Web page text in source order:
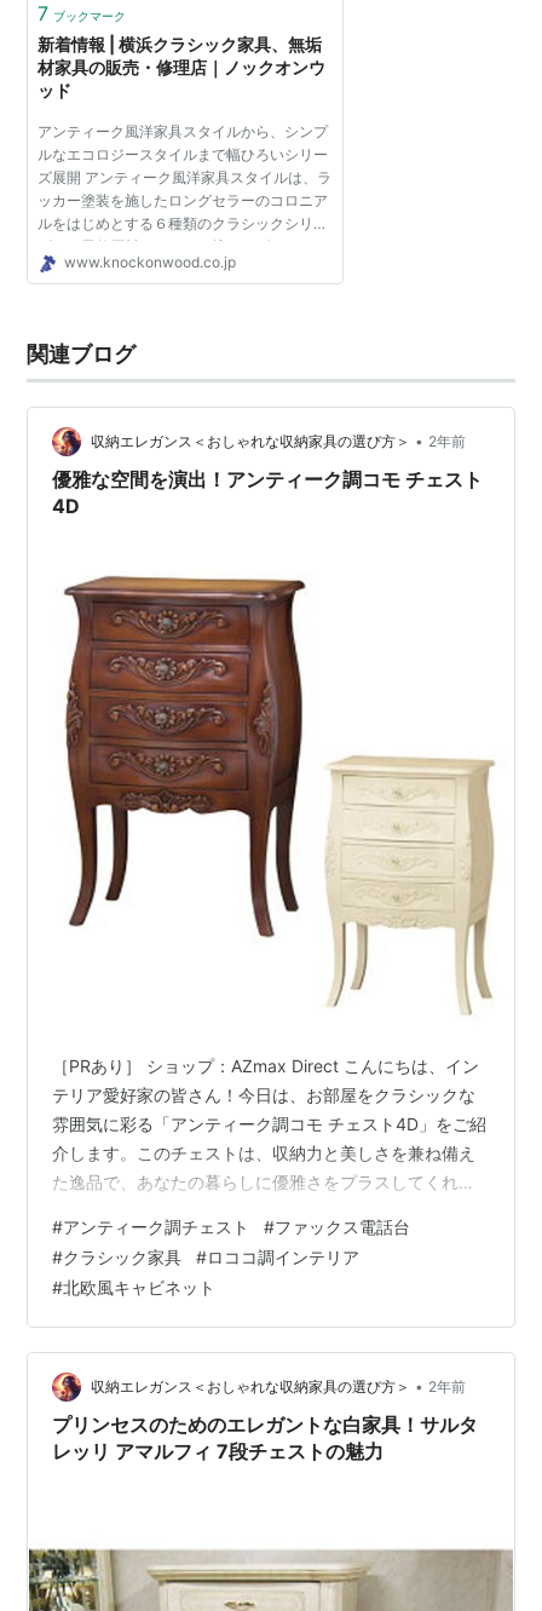
7 ブックマーク
新着情報 | 横浜クラシック家具、無垢
材家具の販売・修理店｜ノックオンウ
ッド
アンティーク風洋家具スタイルから、シンプ
ルなエコロジースタイルまで幅ひろいシリー
ズ展開 アンティーク風洋家具スタイルは、ラ
ッカー塗装を施したロングセラーのコロニア
ルをはじめとする６種類のクラシックシリー
ズと、天然原料のオイルで塗りあげたエコロ
ジカルなナチュラルシリーズとして３種類、
www.knockonwood.co.jp
関連ブログ
収納エレガンス＜おしゃれな収納家具の選び方＞ • 2年前
優雅な空間を演出！アンティーク調コモ チェスト
4D
［PRあり］ ショップ：AZmax Direct こんにちは、イン
テリア愛好家の皆さん！今日は、お部屋をクラシックな
雰囲気に彩る「アンティーク調コモ チェスト4D」をご紹
介します。このチェストは、収納力と美しさを兼ね備え
た逸品で、あなたの暮らしに優雅さをプラスしてくれま
い。クラシックなブラウンの色合いと、ロココ調の繊細
な装飾が施された外観は、まるで北欧のアンティーク家
具のようです。どの角度から見ても美しく、インテリア
のアクセントとして最適です。 このチェストは、ファッ
クス電話台やサイドチェストとしても活躍します。木製
のしっかりとした作りで、耐久…
#アンティーク調チェスト #ファックス電話台
#クラシック家具 #ロココ調インテリア
#北欧風キャビネット
収納エレガンス＜おしゃれな収納家具の選び方＞ • 2年前
プリンセスのためのエレガントな白家具！サルタ
レッリ アマルフィ 7段チェストの魅力